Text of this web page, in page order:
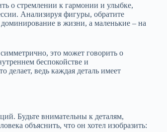
о стремлении к гармонии и улыбке,
Анализируя фигуры, обратите
в жизни, а маленькие – на
это может говорить о
беспокойстве и
делает, ведь каждая деталь имеет
Будьте внимательны к деталям,
объяснить, что он хотел изобразить: